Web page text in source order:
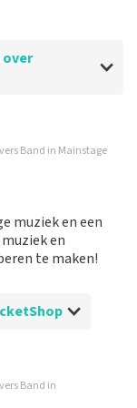
over
Band in Mainstage
muziek en een
en
te maken!
Band in